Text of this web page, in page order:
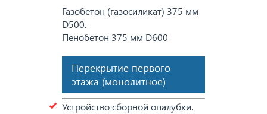
Газобетон (газосиликат) 375 мм
D500.
Пенобетон 375 мм D600
Перекрытие первого
этажа (монолитное)
Устройство сборной опалубки.